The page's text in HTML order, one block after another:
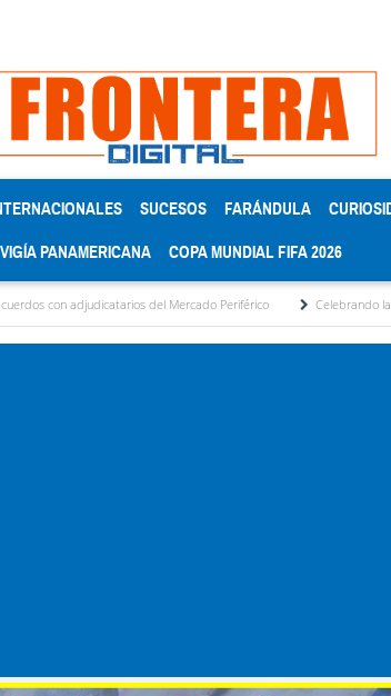
SUCESOS FARÁNDULA
PANAMERICANA COPA MUNDIAL FIFA 2026
adjudicatarios del Mercado Periférico Celebrando la lactancia